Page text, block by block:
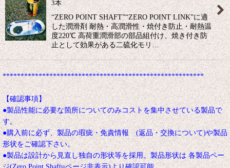
3本
“ZERO POINT SHAFT”“ZERO POINT LINK”に適
した潤滑剤 耐熱・高潤滑性・焼付き防止・耐熱温
度220℃ 高荷重潤滑部の部品組付け、焼き付き防
止として効果がある二硫化モリ…
********************************************************
【確認事項】
●製品性能に必要な箇所についてのみコストを集中させている製品で
す。
●購入前に必ず、製品の瑕疵・免責情報 (返品・交換について)や製品
形状をご確認下さい。
●製品は設計から見直し独自の形状等を採用。製品形状は 各製品ペー